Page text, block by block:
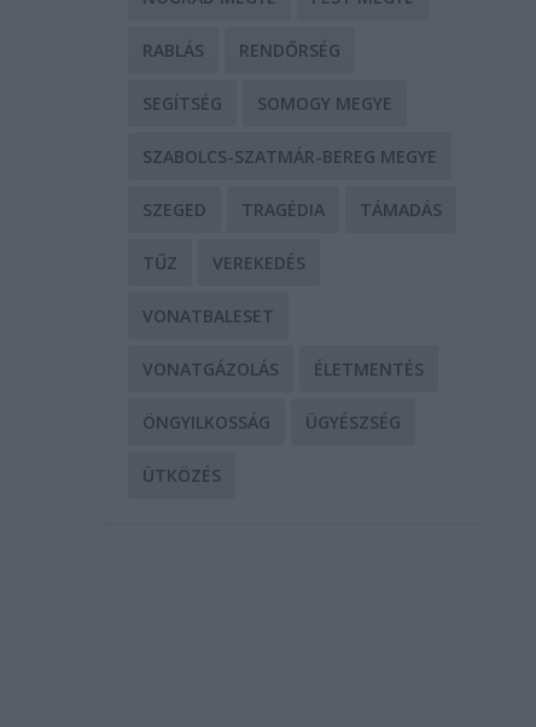
RABLÁS RENDŐRSÉG
SEGÍTSÉG SOMOGY MEGYE
SZABOLCS-SZATMÁR-BEREG MEGYE
SZEGED TRAGÉDIA TÁMADÁS
TŰZ VEREKEDÉS
VONATBALESET
VONATGÁZOLÁS ÉLETMENTÉS
ÖNGYILKOSSÁG ÜGYÉSZSÉG
ÜTKÖZÉS